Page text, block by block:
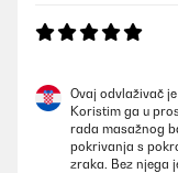
ya sea con la app de
funcionamento muy
distancia perfectos. el
seguimiento del envio
mañana nos llega un
sotano/garage y
experiencia inicial.
en la fiabilidad/calidad
Ovaj odvlaživač
Koristim ga u
rada masažnog
pokrivanja s
zraka. Bez njega